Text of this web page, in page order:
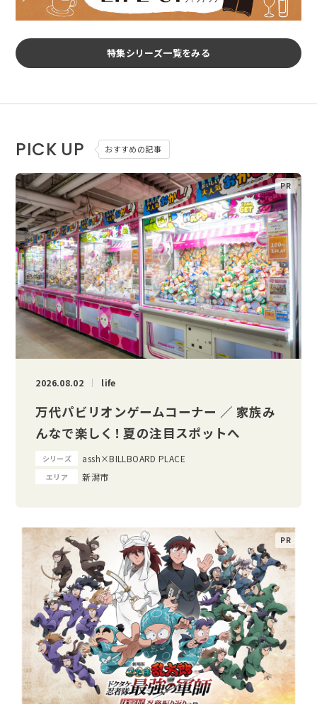
特集シリーズ一覧をみる
PICK UP おすすめの記事
2026.08.02 life
万代パビリオンゲームコーナー ／ 家族み
んなで楽しく！ 夏の注目スポットへ
シリーズ assh×BILLBOARD PLACE
エリア 新潟市